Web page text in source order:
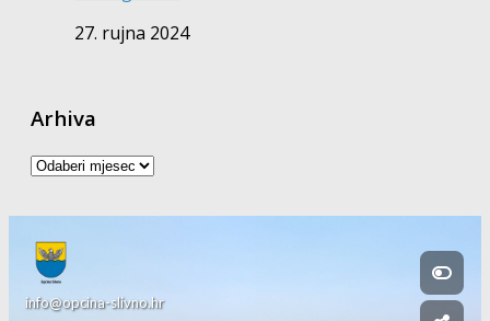
27. rujna 2024
Arhiva
Arhiva